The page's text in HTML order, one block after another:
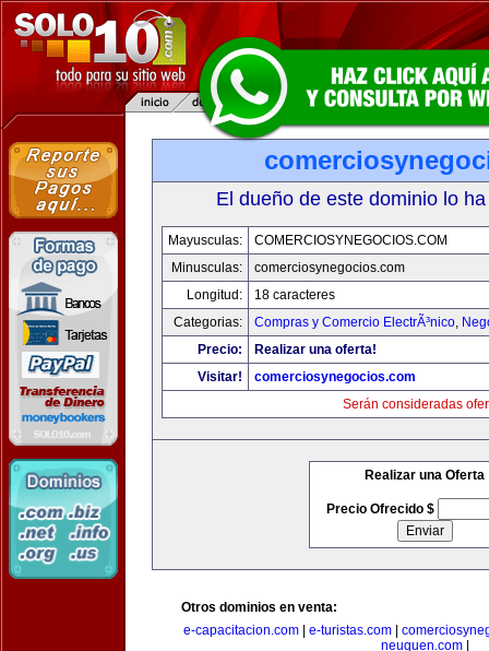
El dueño de este dominio lo
Mayusculas:
COMERCIOSYNEGOCIOS.COM
Minusculas:
comerciosynegocios.com
Longitud:
18 caracteres
Categorias:
Compras y Comercio ElectrÃ³nico,
Precio:
Realizar una oferta!
Visitar!
comerciosynegocios.com
Serán consideradas
Realizar una Oferta
Precio Ofrecido $
Otros dominios en venta:
e-capacitacion.com
e-turistas.com
neuquen.com|